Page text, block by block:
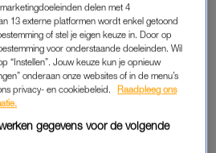
stranden, dus stap in je huurauto en
Van Jan Thielbaai, de Grote
Playa Porto Marie en Mambo
de plek bij uitstek om tot rust te
boekje te lezen. En er is voor ieder
kleine baaien tot stranden met
delen met 4
13 externe platformen wordt enkel getoond
of stel je eigen keuze in. Door op
voor onderstaande doeleinden. Wil
“Instellen”. Jouw keuze kun je opnieuw
onderaan onze websites of in de menu’s
privacy- en cookiebeleid.
Raadpleeg ons
gegevens voor de volgende